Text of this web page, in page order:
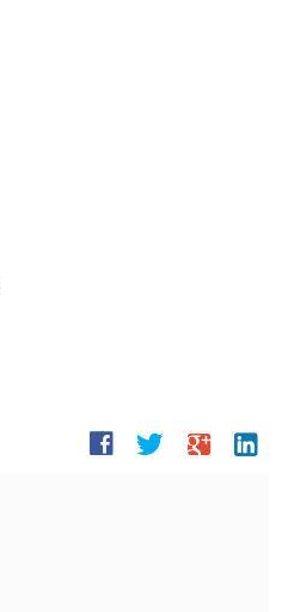
facebook twitter google linkedin